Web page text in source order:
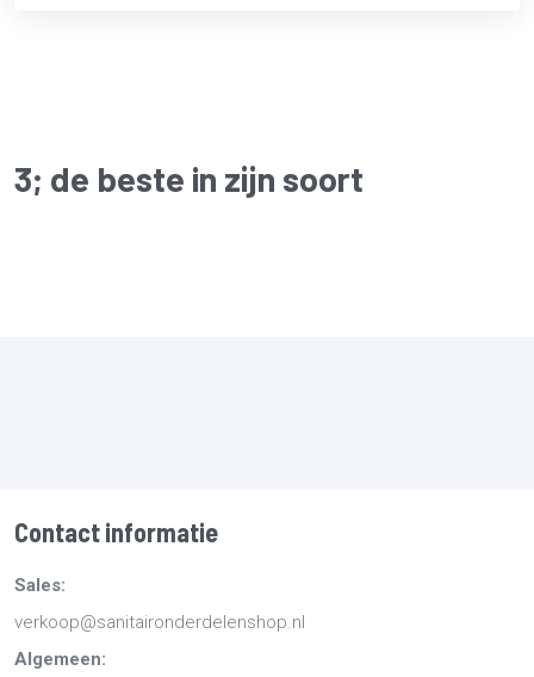
3; de beste in zijn soort
Contact informatie
Sales:
verkoop@sanitaironderdelenshop.nl
Algemeen: